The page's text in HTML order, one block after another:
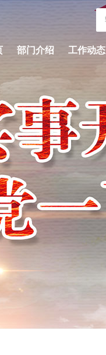
部门介绍 工作动态